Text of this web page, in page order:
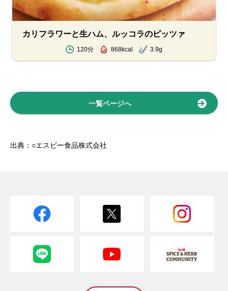
カリフラワーと生ハム、ルッコラのピッツァ
120分 868kcal 3.9g
一覧ページへ
出典：○エスビー食品株式会社